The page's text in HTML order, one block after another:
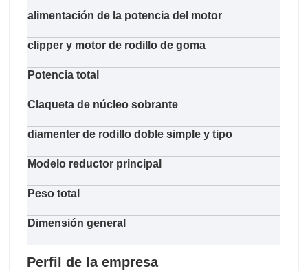
alimentación de la potencia del motor
clipper y motor de rodillo de goma
Potencia total
Claqueta de núcleo sobrante
diamenter de rodillo doble simple y tipo
Modelo reductor principal
Peso total
Dimensión general
Perfil de la empresa